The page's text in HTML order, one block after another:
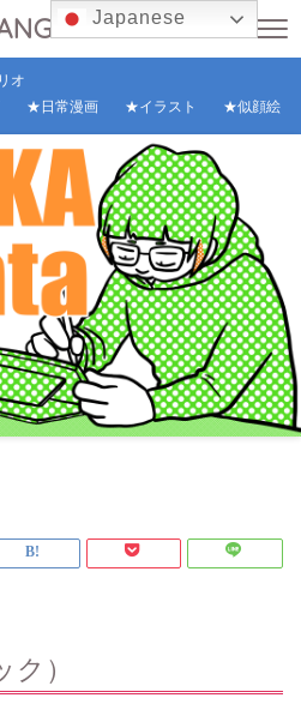
オ
★日常漫画 ★イラスト ★似顔絵
）
Japanese